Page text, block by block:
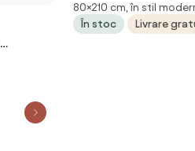
Lemn de pin masiv
80×210 cm, în stil
În stoc
Livrare